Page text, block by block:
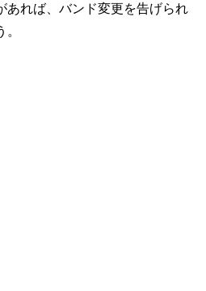
あれば、バンド変更を告げられ